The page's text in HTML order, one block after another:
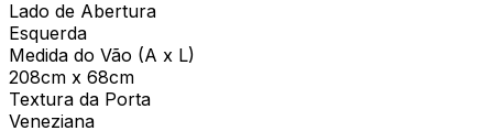
Lado de Abertura
Esquerda
Medida do Vão (A x L)
208cm x 68cm
Textura da Porta
Veneziana